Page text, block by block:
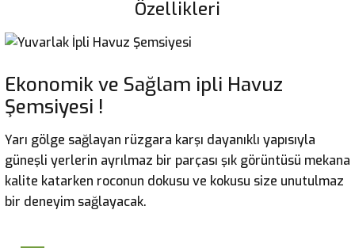
Özellikleri
Ekonomik ve Sağlam ipli Havuz
Şemsiyesi !
Yarı gölge sağlayan rüzgara karşı dayanıklı yapısıyla
güneşli yerlerin ayrılmaz bir parçası şık görüntüsü mekana
kalite katarken roconun dokusu ve kokusu size unutulmaz
bir deneyim sağlayacak.